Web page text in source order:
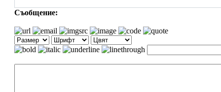
Съобщение: